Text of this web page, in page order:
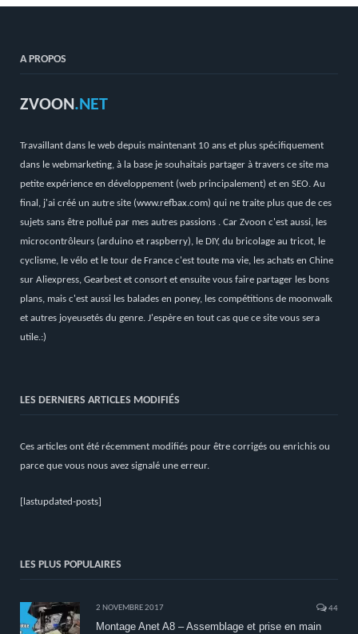
A PROPOS
ZVOON.NET
Travaillant dans le web depuis maintenant 10 ans et plus spécifiquement
dans le webmarketing, à la base je souhaitais partager à travers ce site ma
petite expérience en développement (web principalement) et en SEO. Au
final, j'ai créé un autre site (www.refbax.com) qui ne traite plus que de ces
sujets sans être pollué par mes autres passions . Car Zvoon c'est aussi, les
microcontrôleurs (arduino et raspberry), le DIY, du bricolage au tricot, le
cyclisme, le vélo et le tour de France c'est toute ma vie, les achats en Chine
sur Aliexpress, Gearbest et consort et ensuite vous faire partager les bons
plans, mais c'est aussi les balades en poney, les compétitions de moonwalk
et autres joyeusetés du genre. J'espère en tout cas que ce site vous sera
utile.:)
LES DERNIERS ARTICLES MODIFIÉS
Ces articles ont été récemment modifiés pour être corrigés ou enrichis ou
parce que vous nous avez signalé une erreur.
[lastupdated-posts]
LES PLUS POPULAIRES
2 NOVEMBRE 2017 44
Montage Anet A8 – Assemblage et prise en main